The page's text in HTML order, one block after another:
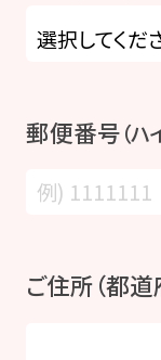
郵便番号（
ご住所（都